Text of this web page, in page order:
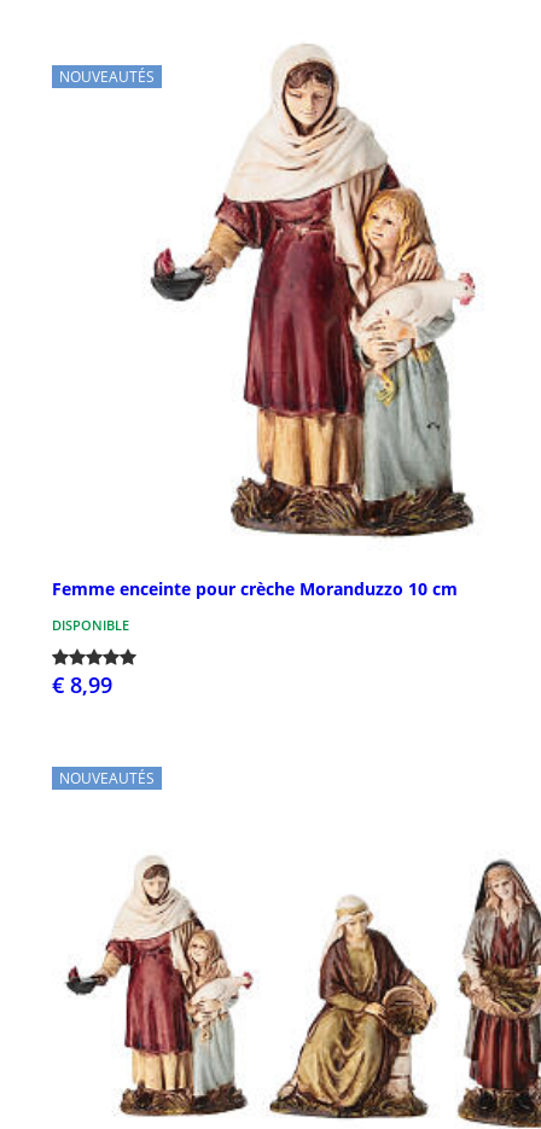
NOUVEAUTÉS
Femme enceinte pour crèche Moranduzzo 10 cm
DISPONIBLE
€ 8,99
NOUVEAUTÉS